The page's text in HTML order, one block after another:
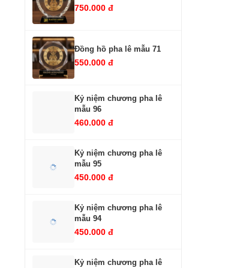
750.000 đ
Đồng hồ pha lê mẫu 71
550.000 đ
Kỷ niệm chương pha lê
mẫu 96
460.000 đ
Kỷ niệm chương pha lê
mẫu 95
450.000 đ
Kỷ niệm chương pha lê
mẫu 94
450.000 đ
Kỷ niệm chương pha lê